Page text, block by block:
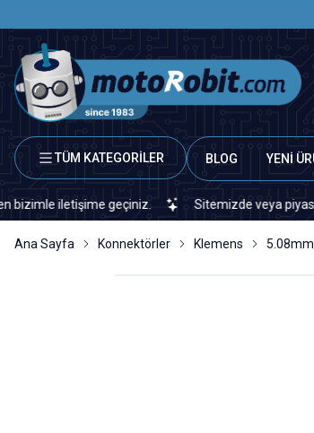
TÜM KATEGORİLER BLOG YENİ
iletişime geçiniz. Sitemizde veya piyasada
Ana Sayfa Konnektörler Klemens